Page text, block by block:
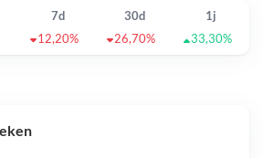
7d 30d
1j
12,20% 26,70% 33,30%